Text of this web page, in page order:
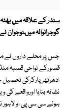
گوجرانوالہ میںنوجوان نے 3 سالہ بچی کیساتھ مبینہ زیادتی کی کوشش کی۔
جس پر محلے داروں نے
نشانہ بنایا اورواقعے
ہوئے سی سی پی او